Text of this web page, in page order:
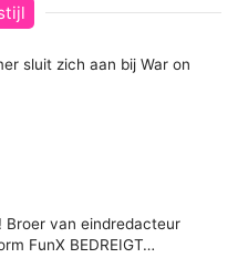
sluit zich aan bij War on
Broer van eindredacteur
FunX BEDREIGT…